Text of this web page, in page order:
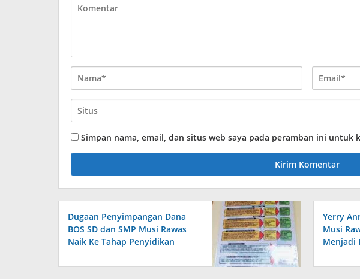
Simpan nama, email, dan situs web saya pada peramban ini untuk
Dugaan Penyimpangan Dana
BOS SD dan SMP Musi Rawas
Naik Ke Tahap Penyidikan
Yerry
Musi
Menjadi